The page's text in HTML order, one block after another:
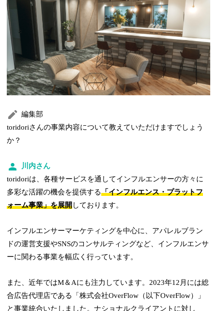
編集部
toridoriさんの事業内容について教えていただけますでしょう
か？
川内さん
toridoriは、各種サービスを通してインフルエンサーの方々に
多彩な活躍の機会を提供する「インフルエンス・プラットフ
ォーム事業」を展開しております。
インフルエンサーマーケティングを中心に、アパレルブラン
ドの運営支援やSNSのコンサルティングなど、インフルエンサ
ーに関わる事業を幅広く行っています。
また、近年ではM＆Aにも注力しています。2023年12月には総
合広告代理店である「株式会社OverFlow（以下OverFlow）」
と事業統合いたしました。ナショナルクライアントに対し